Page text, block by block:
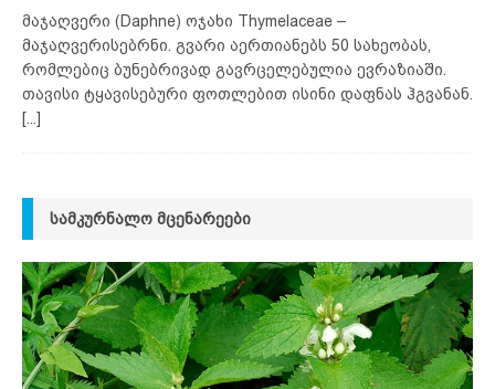
მაჯაღვერი (Daphne) ოჯახი Thymelaceae –
მაჯაღვერისებრნი. გვარი აერთიანებს 50 სახეობას,
რომლებიც ბუნებრივად გავრცელებულია ევრაზიაში.
თავისი ტყავისებური ფოთლებით ისინი დაფნას ჰგვანან.
[...]
ᲡᲐᲛᲙᲣᲠᲜᲐᲚᲝ ᲛᲪᲔᲜᲐᲠᲔᲔᲑᲘ